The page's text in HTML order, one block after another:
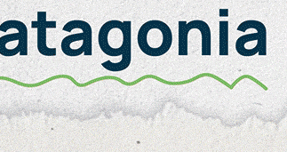
Ministerial
y